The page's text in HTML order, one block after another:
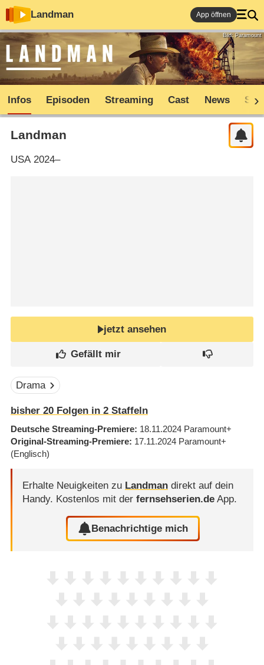
Landman App öffnen
Bild: Paramount
Infos Episoden Streaming Cast News
Landman
USA2024–
jetzt ansehen
Drama
bisher 20Folgen in 2Staffeln
Deutsche Streaming-Premiere 18.11.2024 Paramount+
Original-Streaming-Premiere 17.11.2024 Paramount+
(Englisch)
Erhalte Neuigkeiten zu Landmandirekt auf dein
Handy. Kostenlos mit der fernsehserien.deApp.
Benachrichtige mich